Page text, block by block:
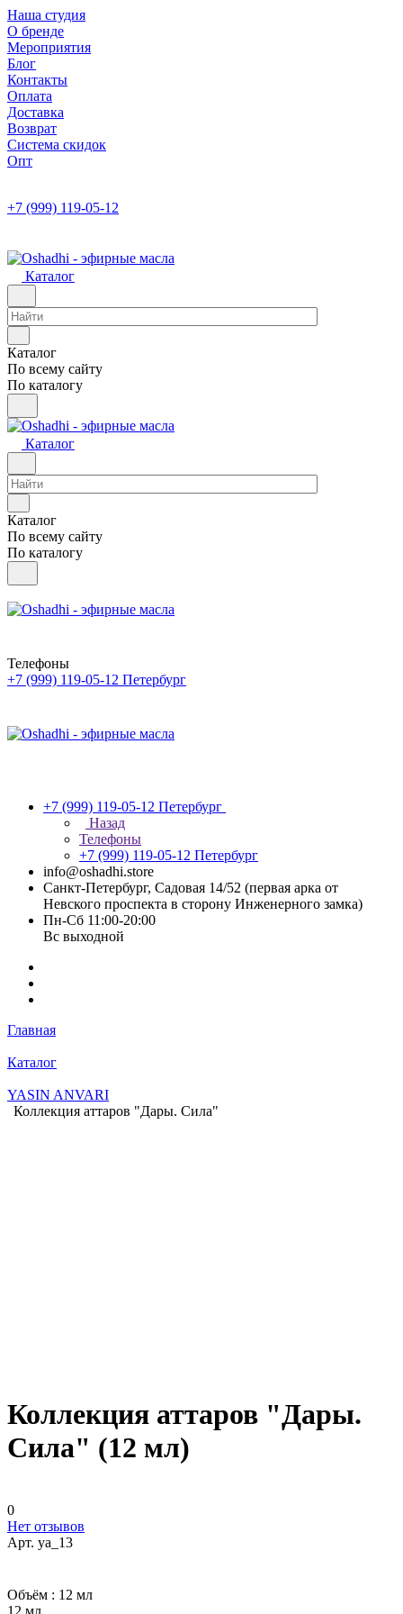
Наша студия
О бренде
Мероприятия
Блог
Контакты
Оплата
Доставка
Возврат
Система скидок
Опт
+7 (999) 119-05-12
Каталог
Каталог
По всему сайту
По каталогу
Каталог
Каталог
По всему сайту
По каталогу
Телефоны
+7 (999) 119-05-12 Петербург
+7 (999) 119-05-12 Петербург
Назад
Телефоны
+7 (999) 119-05-12 Петербург
info@oshadhi.store
Санкт-Петербург, Садовая 14/52 (первая арка от
Невского проспекта в сторону Инженерного замка)
Пн-Сб 11:00-20:00
Вс выходной
Главная
Каталог
YASIN ANVARI
Коллекция аттаров "Дары. Сила"
Коллекция аттаров "Дары.
Сила" (12 мл)
0
Нет отзывов
Арт. ya_13
Объём : 12 мл
12 мл